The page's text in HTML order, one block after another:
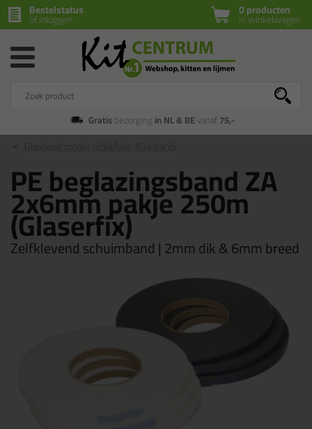
0 producten
in winkelwagen
Bestelstatus
of inloggen
Gratisbezorging in NL & BEvanaf75,-
Glasband zonder afdekfolie
PE beglazingsband ZA
2x6mm pakje 250m
(Glaserfix)
Zelfklevend schuimband | 2mm dik & 6mm breed